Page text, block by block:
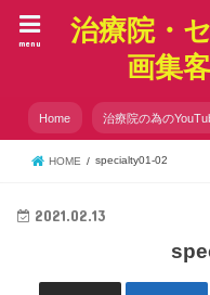
治療院・
画集
menu
Home 治療院の為の
HOME specialty01-02
2021.02.13